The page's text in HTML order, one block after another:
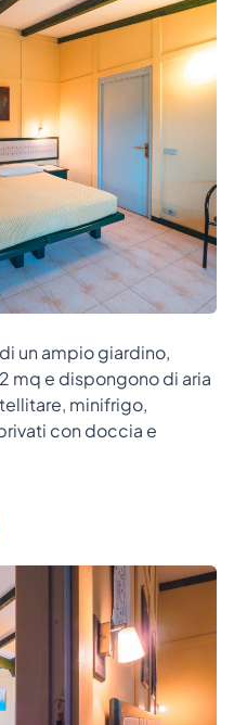
un ampio giardino,
mq e dispongono di aria
minifrigo,
con doccia e